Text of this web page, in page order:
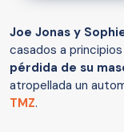
Joe Jonas y
casados ​​a
pérdida de su
atropellada un
TMZ.